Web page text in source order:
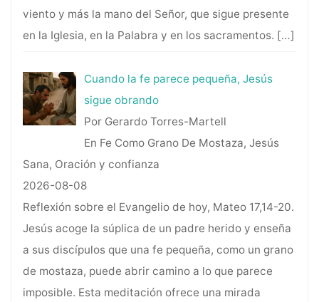
viento y más la mano del Señor, que sigue presente
en la Iglesia, en la Palabra y en los sacramentos. […]
Cuando la fe parece pequeña, Jesús
sigue obrando
Por Gerardo Torres-Martell
En Fe Como Grano De Mostaza, Jesús
Sana, Oración y confianza
2026-08-08
Reflexión sobre el Evangelio de hoy, Mateo 17,14-20.
Jesús acoge la súplica de un padre herido y enseña
a sus discípulos que una fe pequeña, como un grano
de mostaza, puede abrir camino a lo que parece
imposible. Esta meditación ofrece una mirada